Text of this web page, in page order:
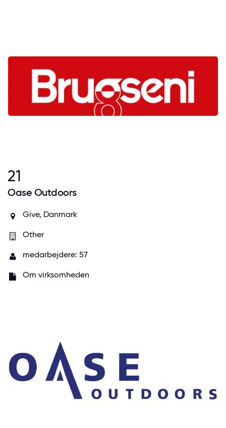
21
Oase Outdoors
Give, Danmark
Other
medarbejdere: 57
Om virksomheden